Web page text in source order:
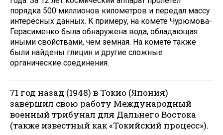
порядка 500 миллионов километров и передал массу
интересных данных. К примеру, на комете Чурюмова-
Герасименко была обнаружена вода, обладающая
иными свойствами, чем земная. На комете также
были найдены глицин и другие сложные
органические соединения.
71 год назад (1948) в Токио (Япония)
завершил свою работу Международный
военный трибунал для Дальнего Востока
(также известный как «Токийский процесс»).